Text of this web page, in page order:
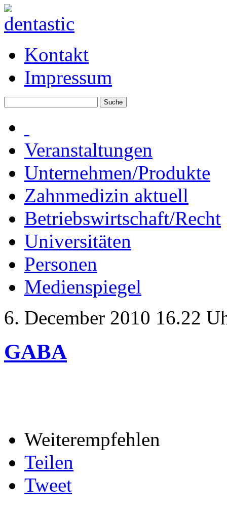
Kontakt
Impressum
Veranstaltungen
Unternehmen/Produkte
Zahnmedizin aktuell
Betriebswirtschaft/Recht
Universitäten
Personen
Medienspiegel
6. December 2010 16.22
GABA
Weiterempfehlen
Teilen
Tweet